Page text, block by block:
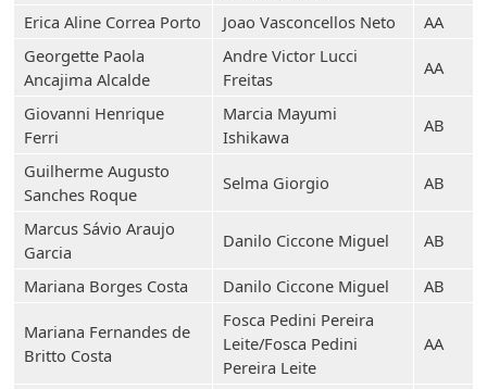
Erica Aline Correa Porto Joao Vasconcellos Neto
AA
Georgette Paola
Ancajima Alcalde
Andre Victor Lucci
Freitas
AA
Giovanni Henrique
Ferri
Marcia Mayumi
Ishikawa
AB
Guilherme Augusto
Sanches Roque
Selma Giorgio AB
Marcus Sávio Araujo
Garcia
Danilo Ciccone Miguel AB
Mariana Borges Costa Danilo Ciccone Miguel AB
Mariana Fernandes de
Britto Costa
Fosca Pedini Pereira
Leite/Fosca Pedini
Pereira Leite
AA